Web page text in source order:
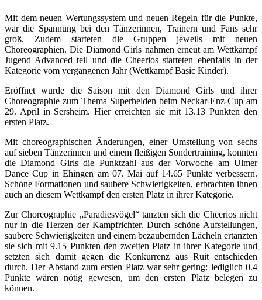
Mit dem neuen Wertungssystem und neuen Regeln für die Punkte,
war die Spannung bei den Tänzerinnen, Trainern und Fans sehr
groß. Zudem starteten die Gruppen jeweils mit neuen
Choreographien. Die Diamond Girls nahmen erneut am Wettkampf
Jugend Advanced teil und die Cheerios starteten ebenfalls in der
Kategorie vom vergangenen Jahr (Wettkampf Basic Kinder).
Eröffnet wurde die Saison mit den Diamond Girls und ihrer
Choreographie zum Thema Superhelden beim Neckar-Enz-Cup am
29. April in Sersheim. Hier erreichten sie mit 13.13 Punkten den
ersten Platz.
Mit choreographischen Änderungen, einer Umstellung von sechs
auf sieben Tänzerinnen und einem fleißigen Sondertraining, konnten
die Diamond Girls die Punktzahl aus der Vorwoche am Ulmer
Dance Cup in Ehingen am 07. Mai auf 14.65 Punkte verbessern.
Schöne Formationen und saubere Schwierigkeiten, erbrachten ihnen
auch an diesem Wettkampf den ersten Platz in ihrer Kategorie.
Zur Choreographie „Paradiesvögel“ tanzten sich die Cheerios nicht
nur in die Herzen der Kampfrichter. Durch schöne Aufstellungen,
saubere Schwierigkeiten und einem bezaubernden Lächeln ertanzten
sie sich mit 9.15 Punkten den zweiten Platz in ihrer Kategorie und
setzten sich damit gegen die Konkurrenz aus Ruit entschieden
durch. Der Abstand zum ersten Platz war sehr gering: lediglich 0.4
Punkte wären nötig gewesen, um den ersten Platz belegen zu
können.